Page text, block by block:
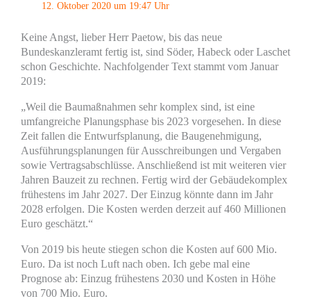
12. Oktober 2020 um 19:47 Uhr
Keine Angst, lieber Herr Paetow, bis das neue
Bundeskanzleramt fertig ist, sind Söder, Habeck oder Laschet
schon Geschichte. Nachfolgender Text stammt vom Januar
2019:
„Weil die Baumaßnahmen sehr komplex sind, ist eine
umfangreiche Planungsphase bis 2023 vorgesehen. In diese
Zeit fallen die Entwurfsplanung, die Baugenehmigung,
Ausführungsplanungen für Ausschreibungen und Vergaben
sowie Vertragsabschlüsse. Anschließend ist mit weiteren vier
Jahren Bauzeit zu rechnen. Fertig wird der Gebäudekomplex
frühestens im Jahr 2027. Der Einzug könnte dann im Jahr
2028 erfolgen. Die Kosten werden derzeit auf 460 Millionen
Euro geschätzt.“
Von 2019 bis heute stiegen schon die Kosten auf 600 Mio.
Euro. Da ist noch Luft nach oben. Ich gebe mal eine
Prognose ab: Einzug frühestens 2030 und Kosten in Höhe
von 700 Mio. Euro.